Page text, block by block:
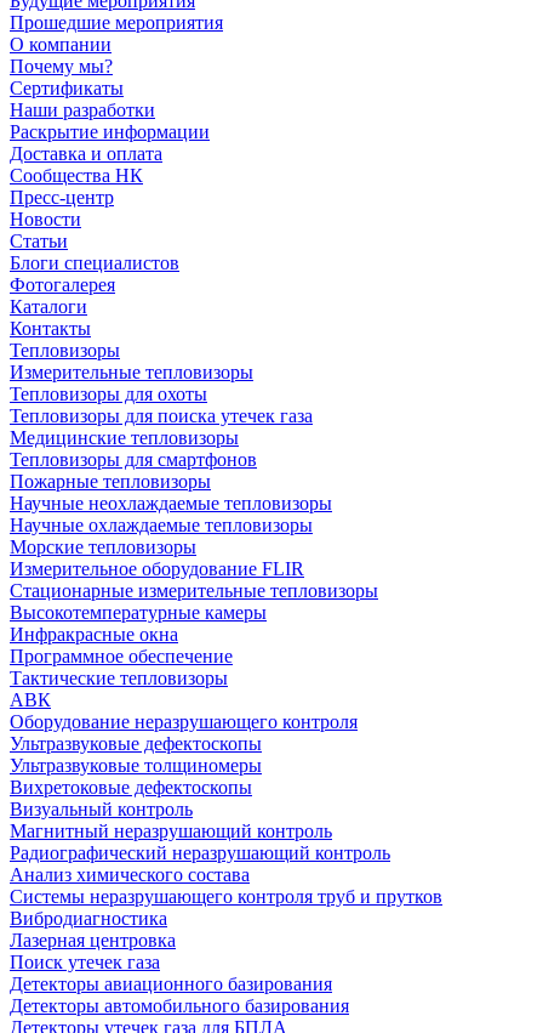
Прошедшие мероприятия
О компании
Почему мы?
Сертификаты
Наши разработки
Раскрытие информации
Доставка и оплата
Сообщества НК
Пресс-центр
Новости
Статьи
Блоги специалистов
Фотогалерея
Каталоги
Контакты
Тепловизоры
Измерительные тепловизоры
Тепловизоры для охоты
Тепловизоры для поиска утечек газа
Медицинские тепловизоры
Тепловизоры для смартфонов
Пожарные тепловизоры
Научные неохлаждаемые тепловизоры
Научные охлаждаемые тепловизоры
Морские тепловизоры
Измерительное оборудование FLIR
Стационарные измерительные тепловизоры
Высокотемпературные камеры
Инфракрасные окна
Программное обеспечение
Тактические тепловизоры
АВК
Оборудование неразрушающего контроля
Ультразвуковые дефектоскопы
Ультразвуковые толщиномеры
Вихретоковые дефектоскопы
Визуальный контроль
Магнитный неразрушающий контроль
Радиографический неразрушающий контроль
Анализ химического состава
Системы неразрушающего контроля труб и прутков
Вибродиагностика
Лазерная центровка
Поиск утечек газа
Детекторы авиационного базирования
Детекторы автомобильного базирования
Детекторы утечек газа для БПЛА